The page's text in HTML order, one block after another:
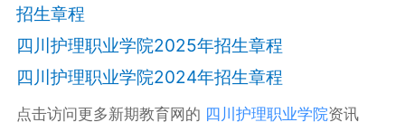
招生章程
四川护理职业学院2025年招生章程
四川护理职业学院2024年招生章程
点击访问更多新期教育网的 四川护理职业学院资讯